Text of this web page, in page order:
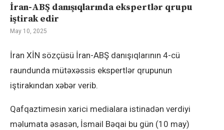
İran-ABŞ danışıqlarında ekspertlər qrupu
iştirak edir
May 10, 2025
İran XİN sözçüsü İran-ABŞ danışıqlarının 4-cü
raundunda mütəxəssis ekspertlər qrupunun
iştirakından xəbər verib.
Qafqaztimesin xarici medialara istinadən verdiyi
məlumata əsasən, İsmail Bəqai bu gün (10 may)